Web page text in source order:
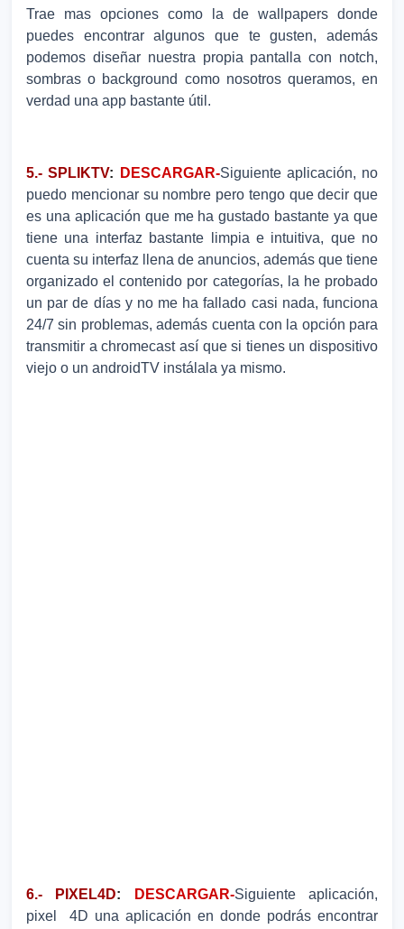
Trae mas opciones como la de wallpapers donde
puedes encontrar algunos que te gusten, además
podemos diseñar nuestra propia pantalla con notch,
sombras o background como nosotros queramos, en
verdad una app bastante útil.
5.- SPLIKTV: DESCARGAR-Siguiente aplicación, no
puedo mencionar su nombre pero tengo que decir que
es una aplicación que me ha gustado bastante ya que
tiene una interfaz bastante limpia e intuitiva, que no
cuenta su interfaz llena de anuncios, además que tiene
organizado el contenido por categorías, la he probado
un par de días y no me ha fallado casi nada, funciona
24/7 sin problemas, además cuenta con la opción para
transmitir a chromecast así que si tienes un dispositivo
viejo o un androidTV instálala ya mismo.
6.- PIXEL4D: DESCARGAR-Siguiente aplicación,
pixel 4D una aplicación en donde podrás encontrar